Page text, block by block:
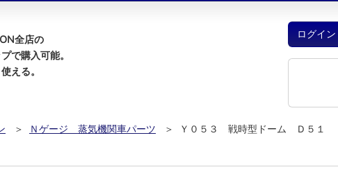
全店の
で購入可能。
える。
ログイン
＞ Ｎゲージ 蒸気機関車パーツ
＞ Ｙ０５３ 戦時型ドーム Ｄ５１